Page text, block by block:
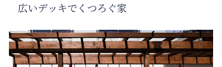
広いデッキでくつろぐ家